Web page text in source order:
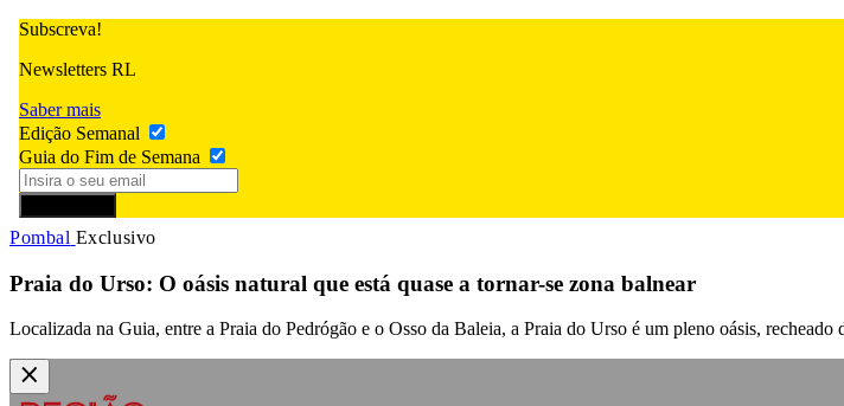
Subscreva!
Newsletters RL
Saber mais
Edição Semanal
Guia do Fim de Semana
Pombal Exclusivo
Praia do Urso: O oásis natural que está quase a tornar-se zona balnear
Localizada na Guia, entre a Praia do Pedrógão e o Osso da Baleia, a Praia do Urso é um pleno oásis,